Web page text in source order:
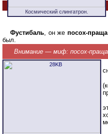
Космический слингатрон.
Фустибаль, он же посох-праща
был.
Внимание — миф: посох-